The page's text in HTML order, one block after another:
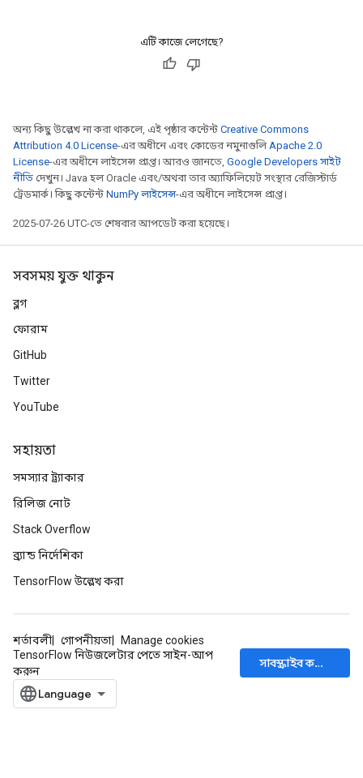
এটি কাজে লেগেছে?
অন্য কিছু উল্লেখ না করা থাকলে, এই পৃষ্ঠার কন্টেন্ট Creative Commons
Attribution 4.0 License-এর অধীনে এবং কোডের নমুনাগুলিApache 2.0
License-এর অধীনে লাইসেন্স প্রাপ্ত। আরও জানতে, Google Developers সাইট
নীতি দেখুন। Java হল Oracle এবং/অথবা তার অ্যাফিলিয়েট সংস্থার রেজিস্টার্ড
ট্রেডমার্ক। কিছু কন্টেন্ট NumPy লাইসেন্স-এর অধীনে লাইসেন্স প্রাপ্ত।
2025-07-26 UTC-তে শেষবার আপডেট করা হয়েছে।
সবসময় যুক্ত থাকুন
ব্লগ
ফোরাম
GitHub
Twitter
YouTube
সহায়তা
সমস্যার ট্র্যাকার
রিলিজ নোট
Stack Overflow
ব্র্যান্ড নির্দেশিকা
TensorFlow উল্লেখ করা
শর্তাবলী গোপনীয়তা
Manage cookies
TensorFlow নিউজলেটার পেতে সাইন-আপ
করুন
সাবস্ক্রাইব করুন